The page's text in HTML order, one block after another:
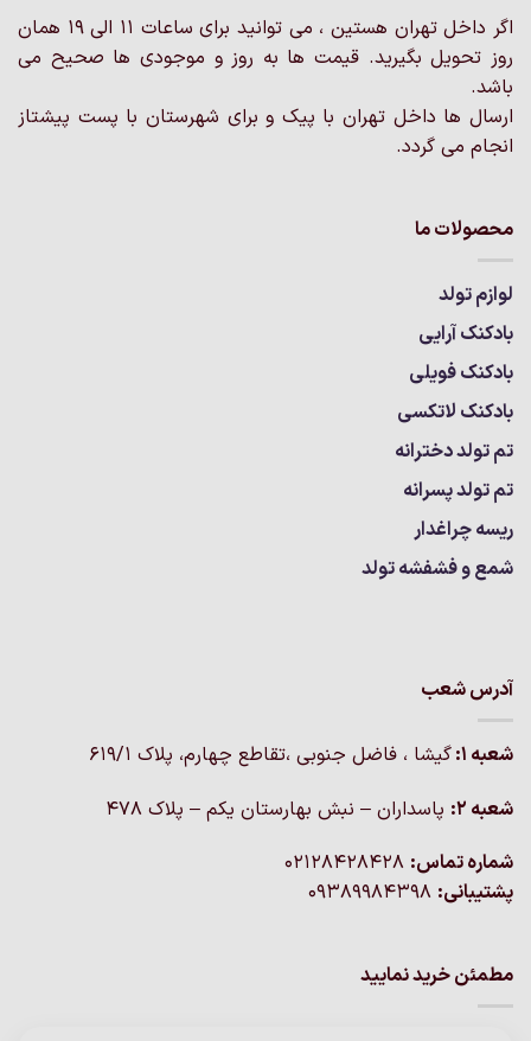
صفحه
محصول
انتخاب
اگر داخل تهران هستین ، می توانید برای ساعات 11 الی 19 همان
روز تحویل بگیرید. قیمت ها به روز و موجودی ها صحیح می
باشد.
ارسال ها داخل تهران با پیک و برای شهرستان با پست پیشتاز
انجام می گردد.
محصولات ما
لوازم تولد
بادکنک آرایی
بادکنک فویلی
بادکنک لاتکسی
تم تولد دخترانه
تم تولد پسرانه
ریسه چراغدار
شمع و فشفشه تولد
آدرس شعب
شعبه 1:
گيشا ، فاضل جنوبی ،تقاطع چهارم، پلاک 619/1
شعبه 2:
پاسداران – نبش بهارستان یکم – پلاک ۴۷۸
شماره تماس:
پشتیبانی:
مطمئن خرید نمایید